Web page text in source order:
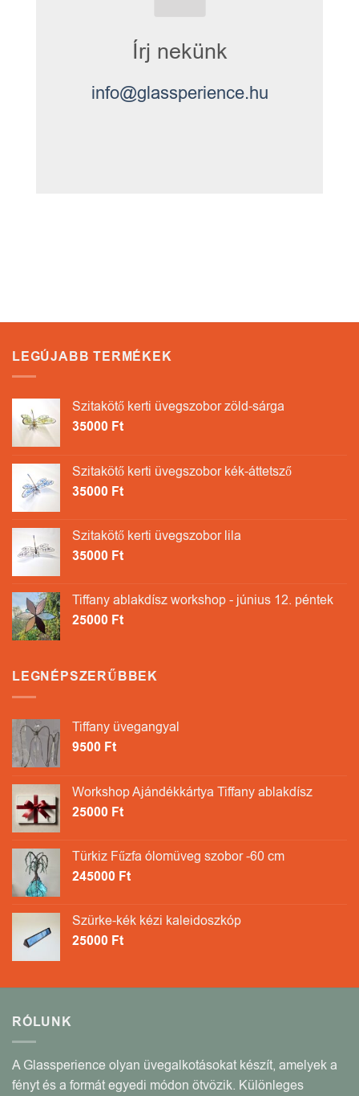
Írj nekünk
info@glassperience.hu
LEGÚJABB TERMÉKEK
Szitakötő kerti üvegszobor zöld-sárga
35000 Ft
Szitakötő kerti üvegszobor kék-áttetsző
35000 Ft
Szitakötő kerti üvegszobor lila
35000 Ft
Tiffany ablakdísz workshop - június 12. péntek
25000 Ft
LEGNÉPSZERŰBBEK
Tiffany üvegangyal
9500 Ft
Workshop Ajándékkártya Tiffany ablakdísz
25000 Ft
Türkiz Fűzfa ólomüveg szobor -60 cm
245000 Ft
Szürke-kék kézi kaleidoszkóp
25000 Ft
RÓLUNK
A Glassperience olyan üvegalkotásokat készít, amelyek a
fényt és a formát egyedi módon ötvözik. Különleges